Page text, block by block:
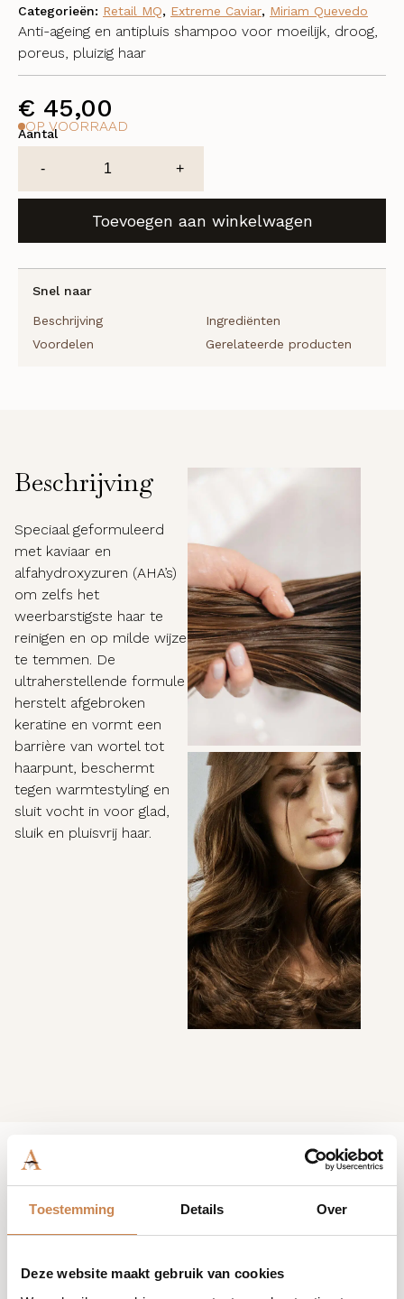
Toestemming Details Over
Deze website maakt gebruik van cookies
€ 45,00
Snel naar
Beschrijving
Ingrediënten
Voordelen
Gerelateerde producten
Anti-ageing en antipluis shampoo voor moeilijk, droog,
poreus, pluizig haar
OP VOORRAAD
Aantal
-
imperial
smoothing
shampoo-
250ml
recycled
aantal
+
Toevoegen aan winkelwagen
Categorieën: Retail MQ, Extreme Caviar, Miriam Quevedo
Beschrijving
Speciaal geformuleerd
met kaviaar en
alfahydroxyzuren (AHA’s)
om zelfs het
weerbarstigste haar te
reinigen en op milde wijze
te temmen. De
ultraherstellende formule
herstelt afgebroken
keratine en vormt een
barrière van wortel tot
haarpunt, beschermt
tegen warmtestyling en
sluit vocht in voor glad,
sluik en pluisvrij haar.